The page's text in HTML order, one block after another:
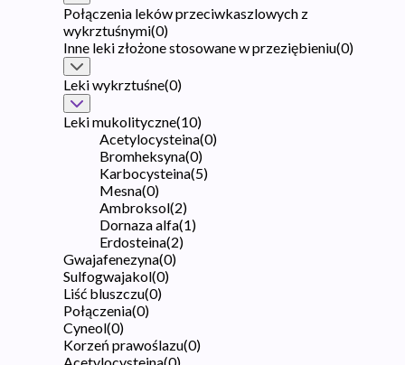
Połączenia leków przeciwkaszlowych z
wykrztuśnymi(0)
Inne leki złożone stosowane w przeziębieniu(0)
Leki wykrztuśne(0)
Leki mukolityczne(10)
Acetylocysteina(0)
Bromheksyna(0)
Karbocysteina(5)
Mesna(0)
Ambroksol(2)
Dornaza alfa(1)
Erdosteina(2)
Gwajafenezyna(0)
Sulfogwajakol(0)
Liść bluszczu(0)
Połączenia(0)
Cyneol(0)
Korzeń prawoślazu(0)